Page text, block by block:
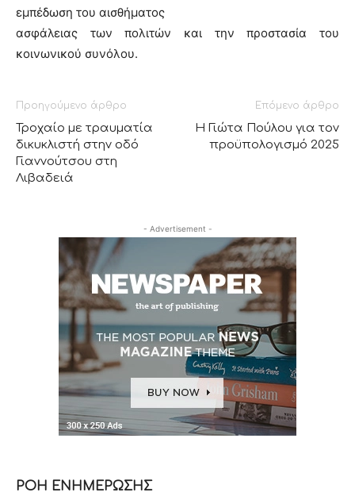
εμπέδωση του αισθήματος
ασφάλειας των πολιτών και την προστασία του
κοινωνικού συνόλου.
Προηγούμενο άρθρο
Τροχαίο με τραυματία
δικυκλιστή στην οδό
Γιαννούτσου στη
Λιβαδειά
Επόμενο άρθρο
H Γιώτα Πούλου για τον
προϋπολογισμό 2025
- Advertisement -
ΡΟΗ ΕΝΗΜΕΡΩΣΗΣ